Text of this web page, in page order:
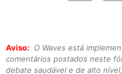
Aviso:
O Waves está
comentários postados neste
debate saudável e de alto